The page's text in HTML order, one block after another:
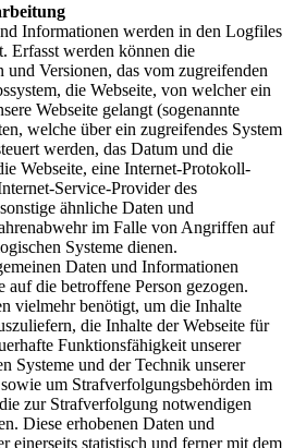
Informationen werden in den Logfiles
Erfasst werden können die
Versionen, das vom zugreifenden
die Webseite, von welcher ein
Webseite gelangt (sogenannte
welche über ein zugreifendes System
werden, das Datum und die
Webseite, eine Internet-Protokoll-
Service-Provider des
ähnliche Daten und
im Falle von Angriffen auf
Systeme dienen.
Daten und Informationen
auf die betroffene Person gezogen.
vielmehr benötigt, um die Inhalte
die Inhalte der Webseite für
Funktionsfähigkeit unserer
Systeme und der Technik unserer
um Strafverfolgungsbehörden im
zur Strafverfolgung notwendigen
Diese erhobenen Daten und
einerseits statistisch und ferner mit dem